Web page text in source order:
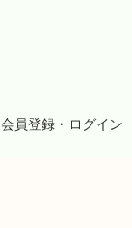
会員登録・ログイン